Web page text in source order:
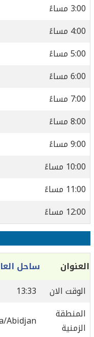
3:00 مساءً
4:00 مساءً
5:00 مساءً
6:00 مساءً
7:00 مساءً
8:00 مساءً
9:00 مساءً
10:00 مساءً
11:00 مساءً
12:00 مساءً
العنوان ساحل
الوقت الان
13:33
المنطقة
الزمنية
Abidjan